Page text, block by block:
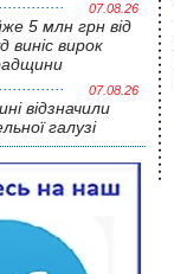
07.08.26
5 млн грн від
виніс вирок
07.08.26
відзначили
галузі